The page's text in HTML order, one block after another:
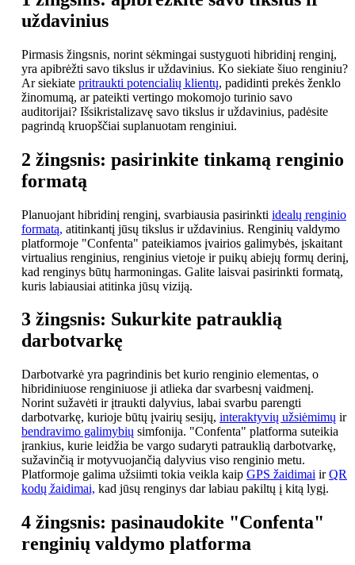
uždavinius
Pirmasis žingsnis, norint sėkmingai sustyguoti hibridinį renginį,
yra apibrėžti savo tikslus ir uždavinius. Ko siekiate šiuo renginiu?
Ar siekiate pritraukti potencialių klientų, padidinti prekės ženklo
žinomumą, ar pateikti vertingo mokomojo turinio savo
auditorijai? Išsikristalizavę savo tikslus ir uždavinius, padėsite
pagrindą kruopščiai suplanuotam renginiui.
2 žingsnis: pasirinkite tinkamą renginio
formatą
Planuojant hibridinį renginį, svarbiausia pasirinkti idealų renginio
formatą, atitinkantį jūsų tikslus ir uždavinius. Renginių valdymo
platformoje "Confenta" pateikiamos įvairios galimybės, įskaitant
virtualius renginius, renginius vietoje ir puikų abiejų formų derinį,
kad renginys būtų harmoningas. Galite laisvai pasirinkti formatą,
kuris labiausiai atitinka jūsų viziją.
3 žingsnis: Sukurkite patrauklią
darbotvarkę
Darbotvarkė yra pagrindinis bet kurio renginio elementas, o
hibridiniuose renginiuose ji atlieka dar svarbesnį vaidmenį.
Norint sužavėti ir įtraukti dalyvius, labai svarbu parengti
darbotvarkę, kurioje būtų įvairių sesijų, interaktyvių užsiėmimų ir
bendravimo galimybių simfonija. "Confenta" platforma suteikia
įrankius, kurie leidžia be vargo sudaryti patrauklią darbotvarkę,
sužavinčią ir motyvuojančią dalyvius viso renginio metu.
Platformoje galima užsiimti tokia veikla kaip GPS žaidimai irQR
kodų žaidimai, kad jūsų renginys dar labiau pakiltų į kitą lygį.
4 žingsnis: pasinaudokite "Confenta"
renginių valdymo platforma